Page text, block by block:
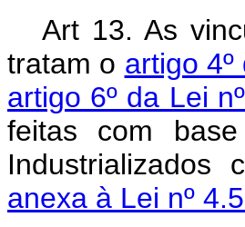
Art 13. As
tratam o artigo
artigo 6º da Lei
feitas com
anexa à Lei nº